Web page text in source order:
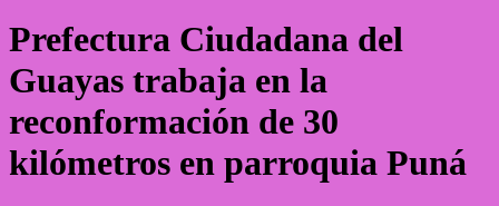
Prefectura Ciudadana del
Guayas trabaja en la
reconformación de 30
kilómetros en parroquia Puná